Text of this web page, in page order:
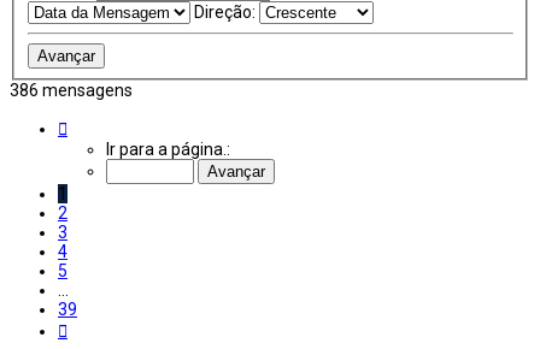
Direção:
386 mensagens
39
Ir para a página.:
1
2
3
4
5
...
39